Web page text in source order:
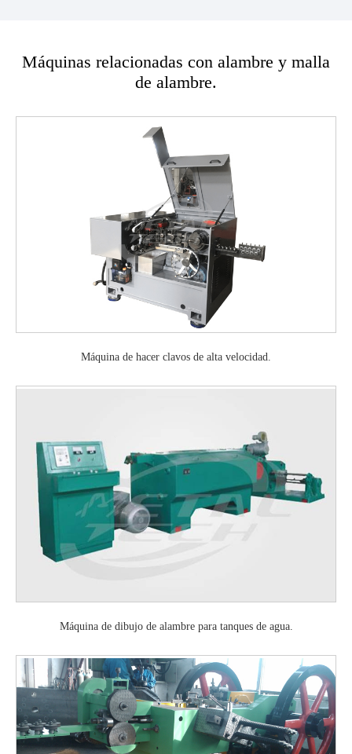
Máquinas relacionadas con alambre y malla
de alambre.
Máquina de hacer clavos de alta velocidad.
Máquina de dibujo de alambre para tanques de agua.